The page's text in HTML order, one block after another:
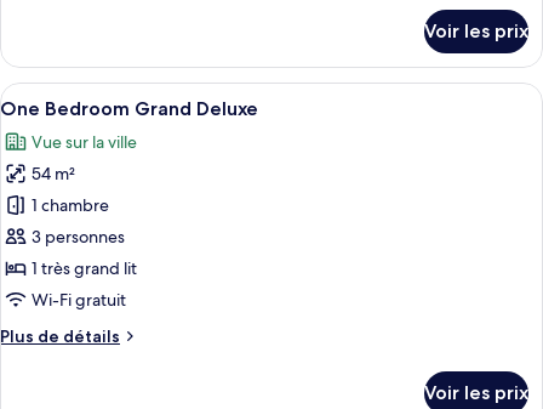
King
Bed
le
type
de
Studio
Superior
Room
King
Bed
Voir les prix
Afficher
toutes
les
photos
pour
ce
type
de
chambre :
One
Une chambre d’hôtel avec un grand
25
One Bedroom Grand Deluxe
Vue sur la ville
54 m²
1 chambre
3 personnes
1 très grand lit
Wi-Fi gratuit
Plus de détails
Plus
Voir les prix